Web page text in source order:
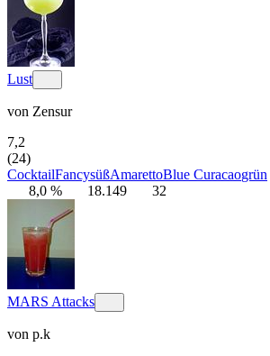
Lust
von Zensur
7,2
(24)
CocktailFancysüßAmarettoBlue Curacaogrün
8,0 %
18.149 32
MARS Attacks
von p.k